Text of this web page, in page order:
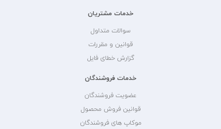
خدمات مشتریان
سوالات متداول
قوانین و مقررات
گزارش خطای فایل
خدمات فروشندگان
عضویت فروشندگان
قوانین فروش محصول
موکاپ های فروشندگان